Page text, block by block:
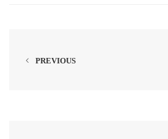
PREVIOUS